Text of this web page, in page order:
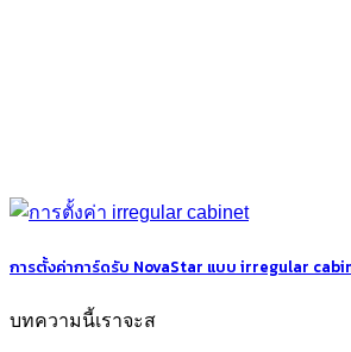
การตั้งค่าการ์ดรับ NovaStar แบบ irregular
บทความนี้เราจะส